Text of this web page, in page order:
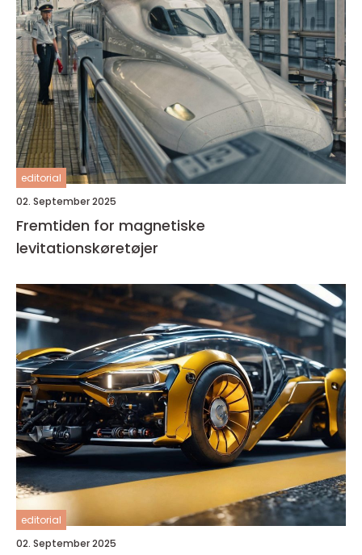
editorial
02. September 2025
Fremtiden for magnetiske
levitationskøretøjer
editorial
02. September 2025